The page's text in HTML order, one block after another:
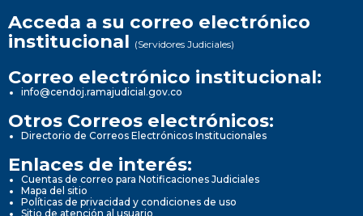
Acceda a su correo electrónico
institucional (Servidores Judiciales)
Correo electrónico institucional:
info@cendoj.ramajudicial.gov.co
Otros Correos electrónicos:
Directorio de Correos Electrónicos Institucionales
Enlaces de interés:
Cuentas de correo para Notificaciones Judiciales
Mapa del sitio
Políticas de privacidad y condiciones de uso
Sitio de atención al usuario